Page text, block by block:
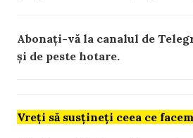
Abonați-vă la canalul de
și de peste hotare.
Vreți să susțineți ceea ce